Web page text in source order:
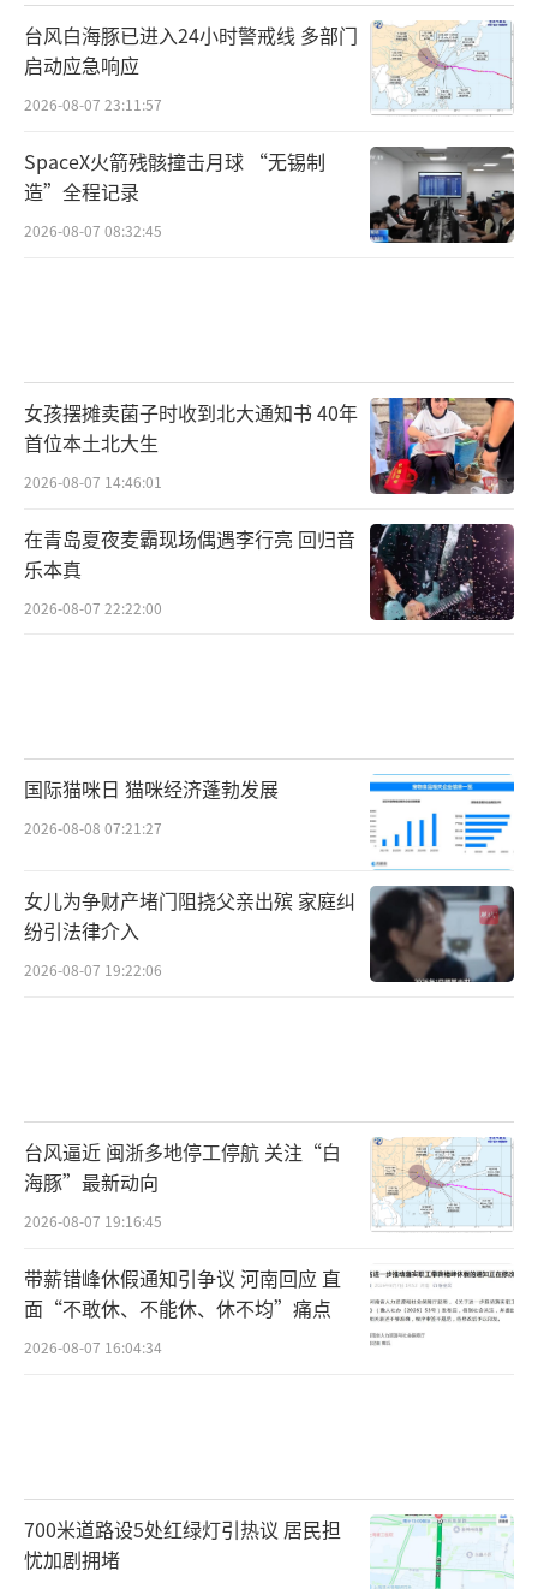
台风白海豚已进入24小时警戒线 多部门
启动应急响应
2026-08-07 23:11:57
SpaceX火箭残骸撞击月球 “无锡制
造”全程记录
2026-08-07 08:32:45
女孩摆摊卖菌子时收到北大通知书 40年
首位本土北大生
2026-08-07 14:46:01
在青岛夏夜麦霸现场偶遇李行亮 回归音
乐本真
2026-08-07 22:22:00
国际猫咪日 猫咪经济蓬勃发展
2026-08-08 07:21:27
女儿为争财产堵门阻挠父亲出殡 家庭纠
纷引法律介入
2026-08-07 19:22:06
台风逼近 闽浙多地停工停航 关注“白
海豚”最新动向
2026-08-07 19:16:45
带薪错峰休假通知引争议 河南回应 直
面“不敢休、不能休、休不均”痛点
2026-08-07 16:04:34
700米道路设5处红绿灯引热议 居民担
忧加剧拥堵